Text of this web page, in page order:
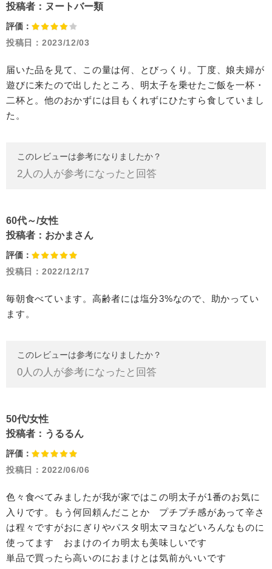
投稿者： ヌートバー類
評価：
投稿日： 2023/12/03
届いた品を見て、この量は何、とびっくり。丁度、娘夫婦が
遊びに来たので出したところ、明太子を乗せたご飯を一杯・
二杯と。他のおかずには目もくれずにひたすら食していまし
た。
このレビューは参考になりましたか？
2人の人が参考になったと回答
60代～/女性
投稿者： おかまさん
評価：
投稿日： 2022/12/17
毎朝食べています。高齢者には塩分3%なので、助かってい
ます。
このレビューは参考になりましたか？
0人の人が参考になったと回答
50代/女性
投稿者： うるるん
評価：
投稿日： 2022/06/06
色々食べてみましたが我が家ではこの明太子が1番のお気に
入りです。もう何回頼んだことか プチプチ感があって辛さ
は程々ですがおにぎりやパスタ明太マヨなどいろんなものに
使ってます おまけのイカ明太も美味しいです
単品で買ったら高いのにおまけとは気前がいいです